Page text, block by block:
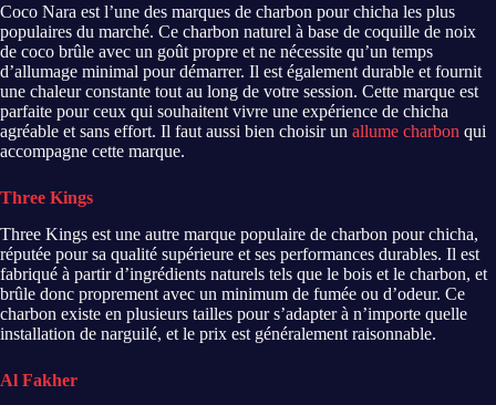
Coco Nara est l’une des marques de charbon pour chicha les plus
populaires du marché. Ce charbon naturel à base de coquille de noix
de coco brûle avec un goût propre et ne nécessite qu’un temps
d’allumage minimal pour démarrer. Il est également durable et fournit
une chaleur constante tout au long de votre session. Cette marque est
parfaite pour ceux qui souhaitent vivre une expérience de chicha
agréable et sans effort. Il faut aussi bien choisir un allume charbon qui
accompagne cette marque.
Three Kings
Three Kings est une autre marque populaire de charbon pour chicha,
réputée pour sa qualité supérieure et ses performances durables. Il est
fabriqué à partir d’ingrédients naturels tels que le bois et le charbon, et
brûle donc proprement avec un minimum de fumée ou d’odeur. Ce
charbon existe en plusieurs tailles pour s’adapter à n’importe quelle
installation de narguilé, et le prix est généralement raisonnable.
Al Fakher